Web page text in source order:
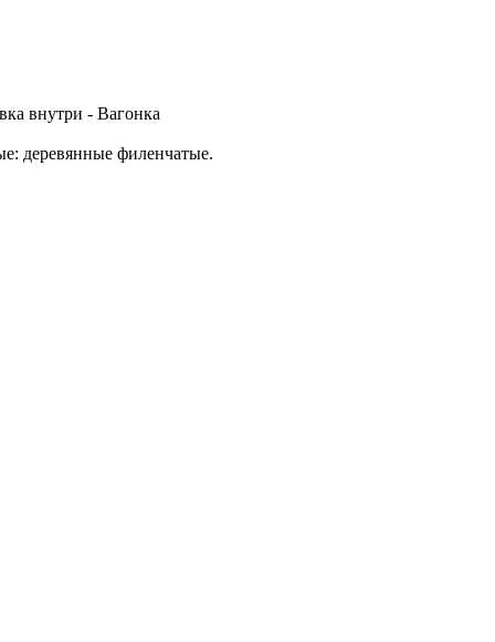
внутри - Вагонка
деревянные филенчатые.